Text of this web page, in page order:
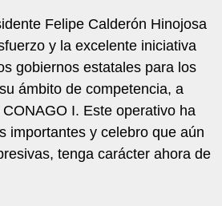
Felipe Calderón Hinojosa
y la excelente iniciativa
gobiernos estatales para los
ámbito de competencia, a
I. Este operativo ha
importantes y celebro que aún
tenga carácter ahora de